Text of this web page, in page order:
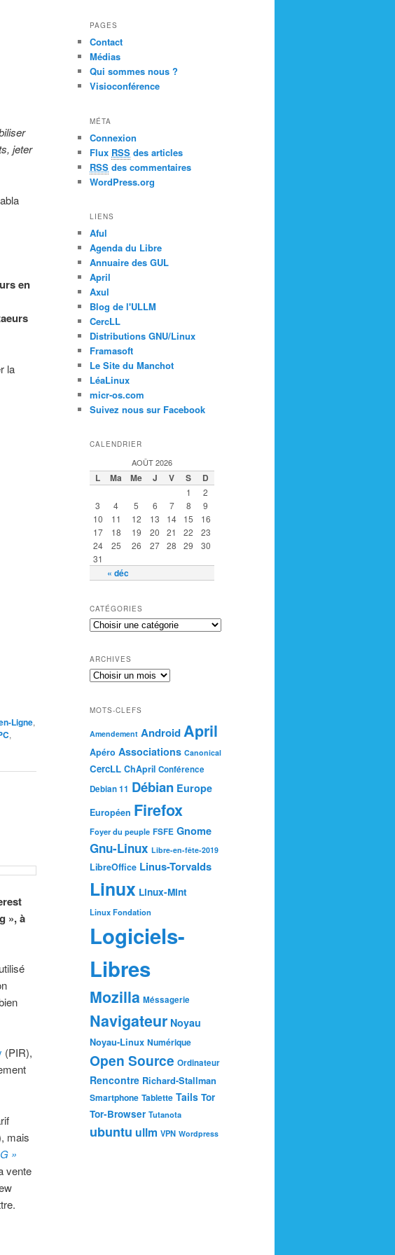
jeter
en
la
Ligne,
,
», à
(PIR),
mais
»
vente
PAGES
Contact
Médias
Qui sommes nous ?
Visioconférence
MÉTA
Connexion
Flux RSS des articles
RSS des commentaires
WordPress.org
LIENS
Aful
Agenda du Libre
Annuaire des GUL
April
Axul
Blog de l'ULLM
CercLL
Distributions GNU/Linux
Framasoft
Le Site du Manchot
LéaLinux
micr-os.com
Suivez nous sur Facebook
CALENDRIER
AOÛT 2026
L Ma Me J V S D
« déc
1
2
3
4 5 6 7 8
9
10
11 12 13 14 15
16
17
18 19 20 21 22
23
24
25 26 27 28 29
30
31
CATÉGORIES
ARCHIVES
MOTS-CLEFS
Amendement AndroidApril
Apéro Associations Canonical
CercLL ChApril Conférence
Debian 11 Débian Europe
Européen Firefox
Foyer du peuple FSFE Gnome
Gnu-Linux Libre-en-fête-2019
LibreOffice Linus-Torvalds
Linux Linux-Mint
Linux Fondation
Logiciels-
Libres
Mozilla Méssagerie
Navigateur Noyau
Noyau-Linux Numérique
Open Source Ordinateur
Rencontre Richard-Stallman
Smartphone Tablette Tails Tor
Tor-Browser Tutanota
ubuntu ullm VPN Wordpress